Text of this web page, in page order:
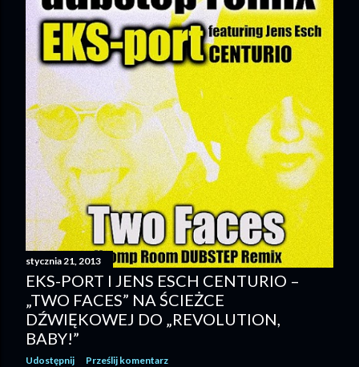
stycznia 21, 2013
EKS-PORT I JENS ESCH CENTURIO –
„TWO FACES” NA ŚCIEŻCE
DŹWIĘKOWEJ DO „REVOLUTION,
BABY!”
Udostępnij Prześlij komentarz